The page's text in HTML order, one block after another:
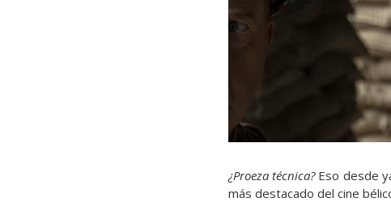
¿Proeza técnica?Eso desde
más destacado del cine